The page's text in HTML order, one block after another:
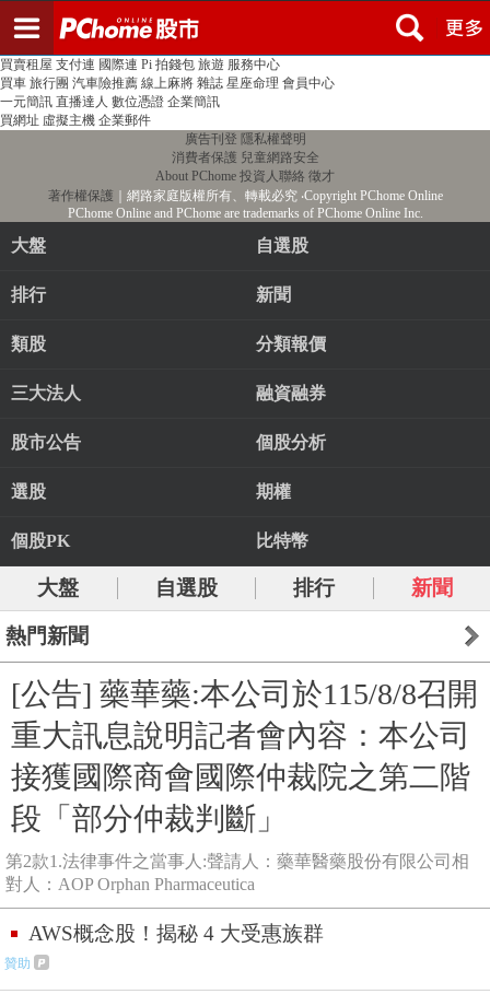
PChome首頁 線上購物 24h購物 書店
買賣租屋 支付連 國際連 Pi 拍錢包 旅遊 服務中心
買車 旅行團 汽車險推薦 線上麻將 雜誌 星座命理 會員中心
一元簡訊 直播達人 數位憑證 企業簡訊
買網址 虛擬主機 企業郵件
廣告刊登 隱私權聲明
消費者保護 兒童網路安全
About PChome 投資人聯絡 徵才
著作權保護 ｜網路家庭版權所有、轉載必究‧Copyright PChome Online
PChome Online and PChome are trademarks of PChome Online Inc.
大盤 自選股
排行 新聞
類股 分類報價
三大法人 融資融券
股市公告 個股分析
選股 期權
個股PK 比特幣
大盤 自選股 排行 新聞
熱門新聞
[公告] 藥華藥:本公司於115/8/8召開
重大訊息說明記者會內容：本公司
接獲國際商會國際仲裁院之第二階
段「部分仲裁判斷」
第2款1.法律事件之當事人:聲請人：藥華醫藥股份有限公司相
對人：AOP Orphan Pharmaceutica
AWS概念股！揭秘 4 大受惠族群
贊助